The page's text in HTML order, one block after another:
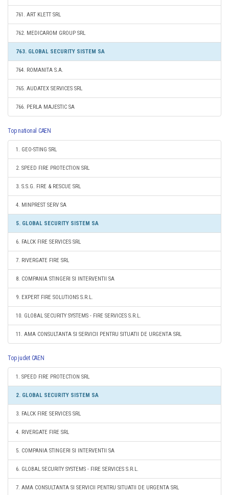
761. ART KLETT SRL
762. MEDICAROM GROUP SRL
763. GLOBAL SECURITY SISTEM SA
764. ROMANITA S.A.
765. AUDATEX SERVICES SRL
766. PERLA MAJESTIC SA
Top national CAEN
1. GEO-STING SRL
2. SPEED FIRE PROTECTION SRL
3. S.S.G. FIRE & RESCUE SRL
4. MINPREST SERV SA
5. GLOBAL SECURITY SISTEM SA
6. FALCK FIRE SERVICES SRL
7. RIVERGATE FIRE SRL
8. COMPANIA STINGERI SI INTERVENTII SA
9. EXPERT FIRE SOLUTIONS S.R.L.
10. GLOBAL SECURITY SYSTEMS - FIRE SERVICES S.R.L.
11. AMA CONSULTANTA SI SERVICII PENTRU SITUATII DE URGENTA SRL
Top judet CAEN
1. SPEED FIRE PROTECTION SRL
2. GLOBAL SECURITY SISTEM SA
3. FALCK FIRE SERVICES SRL
4. RIVERGATE FIRE SRL
5. COMPANIA STINGERI SI INTERVENTII SA
6. GLOBAL SECURITY SYSTEMS - FIRE SERVICES S.R.L.
7. AMA CONSULTANTA SI SERVICII PENTRU SITUATII DE URGENTA SRL